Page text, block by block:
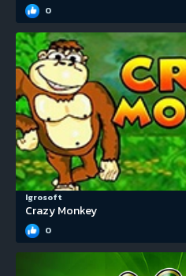
0
Igrosoft
Crazy Monkey
0